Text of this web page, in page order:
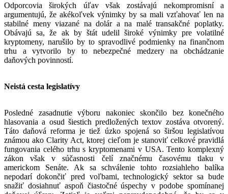
Odporcovia širokých úľav však zostávajú nekompromisní a
argumentujú, že akékoľvek výnimky by sa mali vzťahovať len na
stabilné meny viazané na dolár a na malé transakčné poplatky.
Obávajú sa, že ak by štát udelil široké výnimky pre volatilné
kryptomeny, narušilo by to spravodlivé podmienky na finančnom
trhu a vytvorilo by to nebezpečné medzery na obchádzanie
daňových povinností.
Neistá cesta legislatívy
Posledné zasadnutie výboru nakoniec skončilo bez konečného
hlasovania a osud šiestich predložených textov zostáva otvorený.
Táto daňová reforma je tiež úzko spojená so širšou legislatívou
známou ako Clarity Act, ktorej cieľom je stanoviť celkové pravidlá
fungovania celého trhu s kryptomenami v USA. Tento komplexný
zákon však v súčasnosti čelí značnému časovému tlaku v
americkom Senáte. Ak sa schválenie tohto rozsiahleho balíka
nepodarí dokončiť pred voľbami, technologický sektor sa bude
snažiť dosiahnuť aspoň čiastočné úspechy v podobe spomínanej